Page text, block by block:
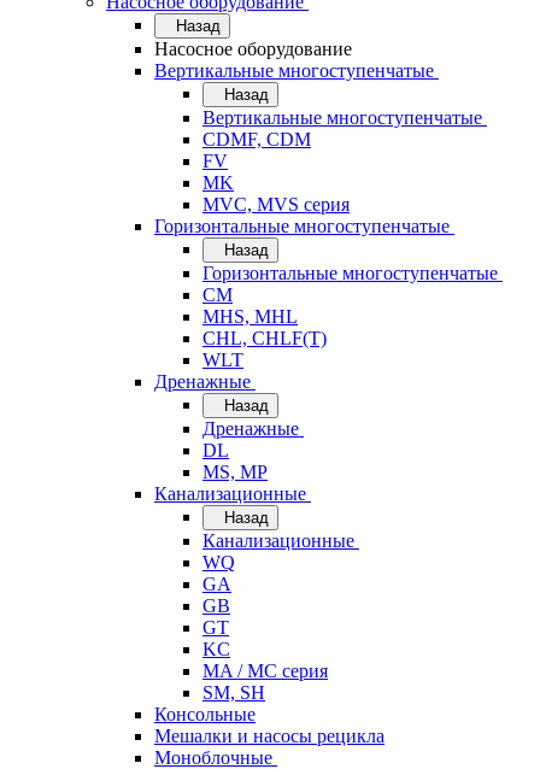
Назад
Насосное оборудование
Вертикальные многоступенчатые
Назад
Вертикальные многоступенчатые
CDMF, CDM
FV
MK
MVC, MVS серия
Горизонтальные многоступенчатые
Назад
Горизонтальные многоступенчатые
CM
MHS, MHL
CHL, CHLF(T)
WLT
Дренажные
Назад
Дренажные
DL
MS, MP
Канализационные
Назад
Канализационные
WQ
GA
GB
GT
KC
MA / MC серия
SM, SH
Консольные
Мешалки и насосы рецикла
Моноблочные